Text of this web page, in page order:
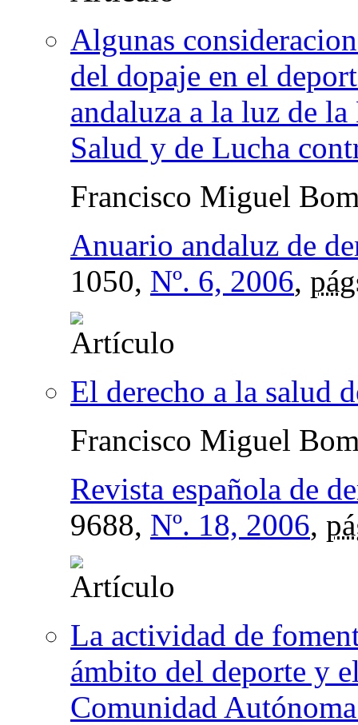
Algunas
del dopaje en el
andaluza a la luz de
Salud y de Lucha
Francisco Miguel
Anuario andaluz de
1050, Nº. 6, 2006,
El derecho a la salud
Francisco Miguel
Revista española de
9688, Nº. 18, 2006,
La actividad de
ámbito del deporte y
Comunidad